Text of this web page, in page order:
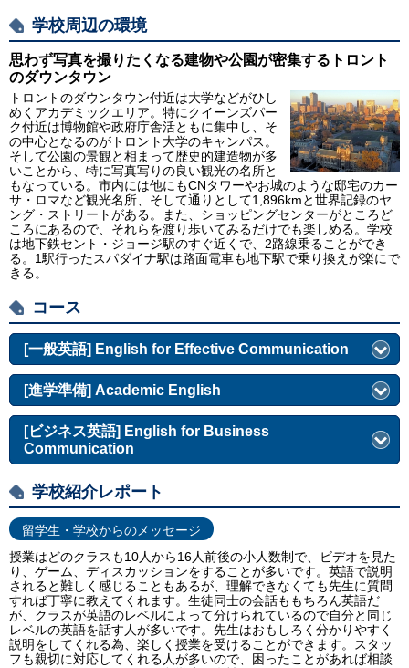
学校周辺の環境
思わず写真を撮りたくなる建物や公園が密集するトロント
のダウンタウン
トロントのダウンタウン付近は大学などがひし
めくアカデミックエリア。特にクイーンズパー
ク付近は博物館や政府庁舎活ともに集中し、そ
の中心となるのがトロント大学のキャンパス。
そして公園の景観と相まって歴史的建造物が多
いことから、特に写真写りの良い観光の名所と
もなっている。市内には他にもCNタワーやお城のような邸宅のカー
サ・ロマなど観光名所、そして通りとして1,896kmと世界記録のヤ
ング・ストリートがある。また、ショッピングセンターがところど
ころにあるので、それらを渡り歩いてみるだけでも楽しめる。学校
は地下鉄セント・ジョージ駅のすぐ近くで、2路線乗ることができ
る。1駅行ったスパダイナ駅は路面電車も地下駅で乗り換えが楽にで
きる。
コース
[一般英語] English for Effective Communication
[進学準備] Academic English
[ビジネス英語] English for Business
Communication
学校紹介レポート
留学生・学校からのメッセージ
授業はどのクラスも10人から16人前後の小人数制で、ビデオを見た
り、ゲーム、ディスカッションをすることが多いです。英語で説明
されると難しく感じることもあるが、理解できなくても先生に質問
すれば丁寧に教えてくれます。生徒同士の会話ももちろん英語だ
が、クラスが英語のレベルによって分けられているので自分と同じ
レベルの英語を話す人が多いです。先生はおもしろく分かりやすく
説明をしてくれる為、楽しく授業を受けることができます。スタッ
フも親切に対応してくれる人が多いので、困ったことがあれば相談